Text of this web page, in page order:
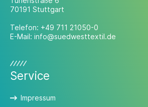
70191 Stuttgart
Telefon: +49 711 21050-0
E-Mail: info@suedwesttextil.de
Service
Impressum